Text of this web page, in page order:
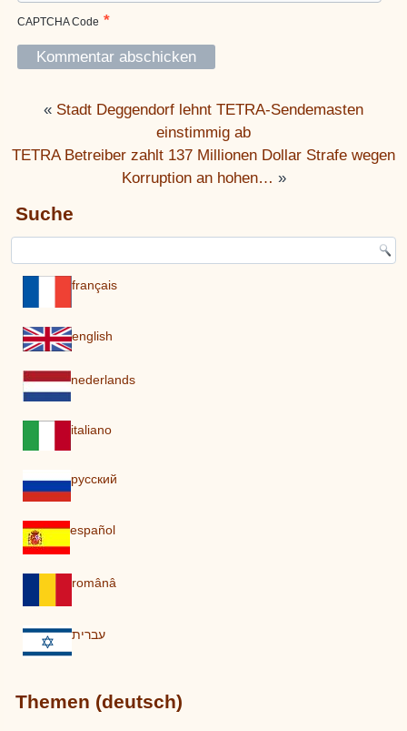
CAPTCHA Code *
« Stadt Deggendorf lehnt TETRA-Sendemasten
einstimmig ab
TETRA Betreiber zahlt 137 Millionen Dollar Strafe wegen
Korruption an hohen… »
Suche
français
english
nederlands
italiano
pусский
español
românâ
עברית
Themen (deutsch)